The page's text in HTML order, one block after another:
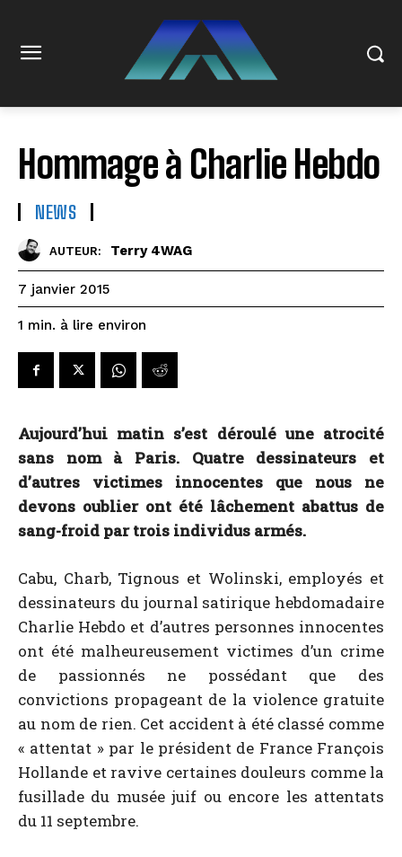
Hommage à Charlie Hebdo
NEWS
AUTEUR: Terry 4WAG
7 janvier 2015
1 min. à lire environ
Aujourd’hui matin s’est déroulé une atrocité
sans nom à Paris. Quatre dessinateurs et
d’autres victimes innocentes que nous ne
devons oublier ont été lâchement abattus de
sang-froid par trois individus armés.
Cabu, Charb, Tignous et Wolinski, employés et
dessinateurs du journal satirique hebdomadaire
Charlie Hebdo et d’autres personnes innocentes
ont été malheureusement victimes d’un crime
de passionnés ne possédant que des
convictions propageant de la violence gratuite
au nom de rien. Cet accident à été classé comme
« attentat » par le président de France François
Hollande et ravive certaines douleurs comme la
fusillade du musée juif ou encore les attentats
du 11 septembre.